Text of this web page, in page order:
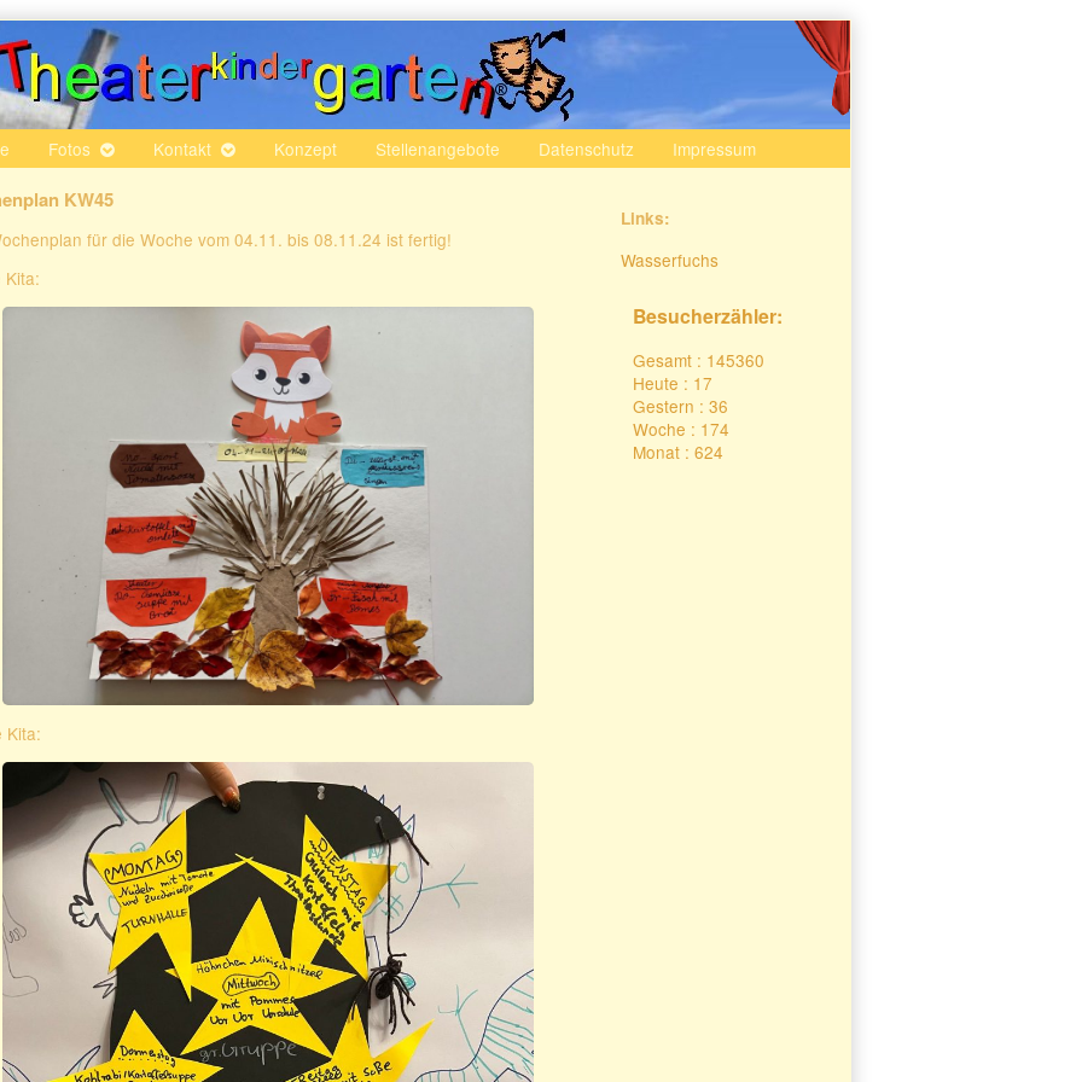
Fotos Kontakt Konzept Stellenangebote Datenschutz Impressum
KW45
für die Woche vom 04.11. bis 08.11.24 ist fertig!
Kita:
Kita:
Secondary
Sidebar
Links:
Wasserfuchs
Besucherzähler:
Gesamt : 145360
Heute : 17
Gestern : 36
Woche : 174
Monat : 624